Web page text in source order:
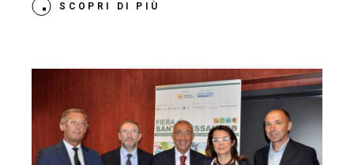
SCOPRI DI PIÙ